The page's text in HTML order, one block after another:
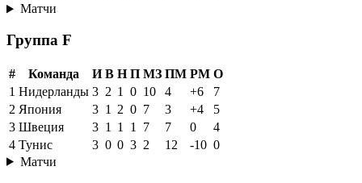
Матчи
Группа F
# Команда И В Н П МЗ ПМ РМ О
1 Нидерланды 3 2 1 0 10 4 +6
7
2 Япония 3 1 2 0 7 3 +4
5
3 Швеция 3 1 1 1 7 7 0
4
4 Тунис 3 0 0 3 2 12 -10 0
Матчи